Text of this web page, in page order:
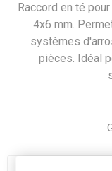
Raccord en té
4x6 mm.
systèmes
pièces. Idéal